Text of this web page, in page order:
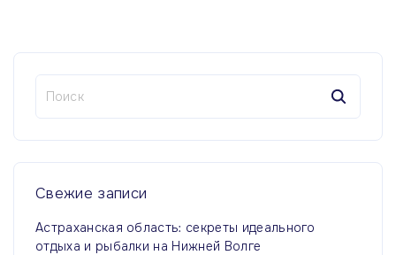
т
и
Свежие записи
Астраханская область: секреты идеального
отдыха и рыбалки на Нижней Волге